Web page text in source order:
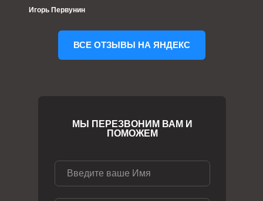
Игорь Первунин
ВСЕ ОТЗЫВЫ НА ЯНДЕКС
МЫ ПЕРЕЗВОНИМ ВАМ И
ПОМОЖЕМ